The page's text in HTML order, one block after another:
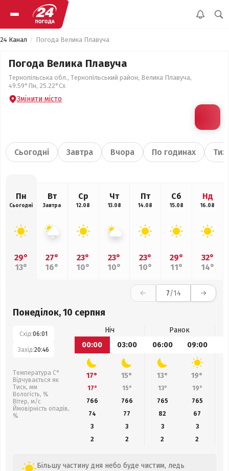
24 Канал Погода Велика Плавуча
Погода Велика Плавуча
Тернопільська обл., Тернопільський район, Велика Плавуча,
49.59°Пн, 25.22°Сх
Змінити місто
Сьогодні Завтра Вчора По годинах
Пн
Сьогодні
29°
13°
Вт
Завтра
27°
16°
Ср
12.08
23°
10°
Чт
13.08
23°
10°
Пт
14.08
23°
10°
Сб
15.08
29°
11°
Нд
16.08
32°
14°
7/14
Понеділок, 10 серпня
Схід:06:01
Захід:20:46
Температура С°
Відчувається як
Тиск, мм
Вологість, %
Вітер, м/с
Ймовірність опадів,
%
Ніч
Ранок
00:00
03:00 06:00 09:00
17° 15° 13° 19°
17° 15° 13° 19°
766
766 765 765
74
77 82 67
3
3 3
3
2
2 2 2
Більшу частину дня небо буде чистим, ледь